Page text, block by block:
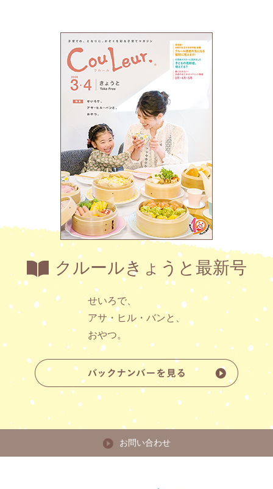
クルールきょうと最新号
せいろで、
アサ・ヒル・バンと、
おやつ。
お問い合わせ